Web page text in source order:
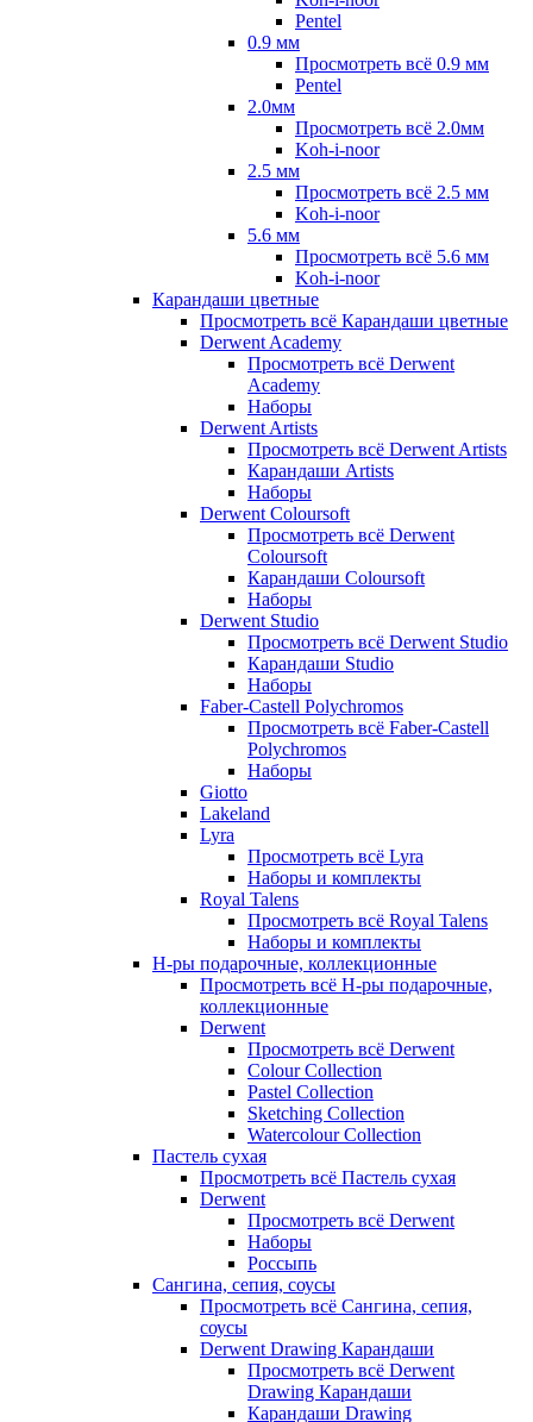
Pentel
0.9 мм
Просмотреть всё 0.9 мм
Pentel
2.0мм
Просмотреть всё 2.0мм
Koh-i-noor
2.5 мм
Просмотреть всё 2.5 мм
Koh-i-noor
5.6 мм
Просмотреть всё 5.6 мм
Koh-i-noor
Карандаши цветные
Просмотреть всё Карандаши цветные
Derwent Academy
Просмотреть всё Derwent
Academy
Наборы
Derwent Artists
Просмотреть всё Derwent Artists
Карандаши Artists
Наборы
Derwent Coloursoft
Просмотреть всё Derwent
Coloursoft
Карандаши Coloursoft
Наборы
Derwent Studio
Просмотреть всё Derwent Studio
Карандаши Studio
Наборы
Faber-Castell Polychromos
Просмотреть всё Faber-Castell
Polychromos
Наборы
Giotto
Lakeland
Lyra
Просмотреть всё Lyra
Наборы и комплекты
Royal Talens
Просмотреть всё Royal Talens
Наборы и комплекты
Н-ры подарочные, коллекционные
Просмотреть всё Н-ры подарочные,
коллекционные
Derwent
Просмотреть всё Derwent
Colour Collection
Pastel Collection
Sketching Collection
Watercolour Collection
Пастель сухая
Просмотреть всё Пастель сухая
Derwent
Просмотреть всё Derwent
Наборы
Россыпь
Сангина, сепия, соусы
Просмотреть всё Сангина, сепия,
соусы
Derwent Drawing Карандаши
Просмотреть всё Derwent
Drawing Карандаши
Карандаши Drawing